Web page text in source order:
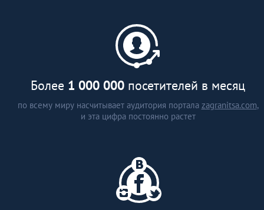
аналитические статьи
интервью с экспертами
Более 1 000 000 посетителей в месяц
по всему миру насчитывает аудитория портала zagranitsa.com,
и эта цифра постоянно растет